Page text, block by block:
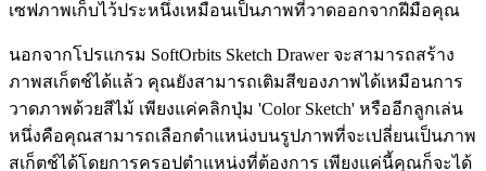
เซฟภาพเก็บไว้ประหนึ่งเหมือนเป็นภาพที่วาดออกจากฝีมือคุณ
นอกจากโปรแกรม SoftOrbits Sketch Drawer จะสามารถสร้าง
ภาพสเก็ตช์ได้แล้ว คุณยังสามารถเติมสีของภาพได้เหมือนการ
วาดภาพด้วยสีไม้ เพียงแค่คลิกปุ่ม 'Color Sketch' หรืออีกลูกเล่น
หนึ่งคือคุณสามารถเลือกตำแหน่งบนรูปภาพที่จะเปลี่ยนเป็นภาพ
สเก็ตช์ได้โดยการครอปตำแหน่งที่ต้องการ เพียงแค่นี้คุณก็จะได้